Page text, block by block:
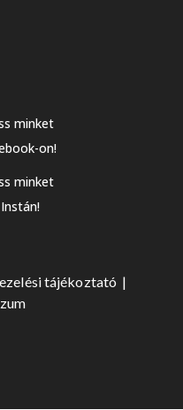
minket
on!
minket
tájékoztató |